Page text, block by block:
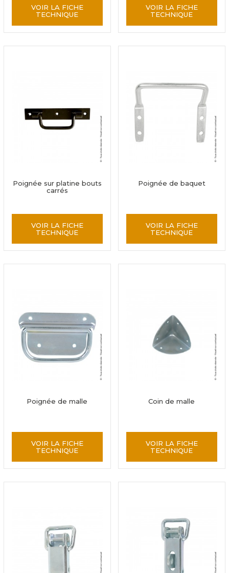
VOIR LA FICHE
TECHNIQUE
VOIR LA FICHE
TECHNIQUE
Poignée sur platine bouts
carrés
VOIR LA FICHE
TECHNIQUE
Poignée de baquet
VOIR LA FICHE
TECHNIQUE
Poignée de malle
VOIR LA FICHE
TECHNIQUE
Coin de malle
VOIR LA FICHE
TECHNIQUE